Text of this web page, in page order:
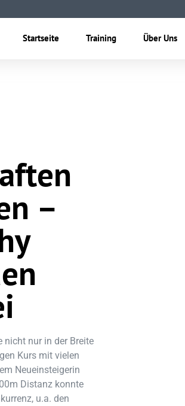
Startseite Training Über Uns
–
nicht nur in der Breite
Kurs mit vielen
Neueinsteigerin
Distanz konnte
u.a. den